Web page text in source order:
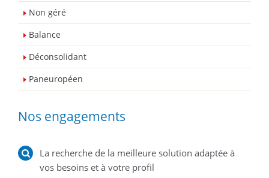
Non géré
Balance
Déconsolidant
Paneuropéen
Nos engagements
La recherche de la meilleure solution adaptée à
vos besoins et à votre profil